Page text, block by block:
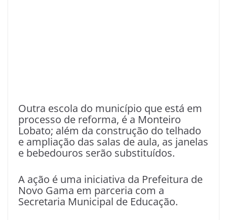
Outra escola do município que está em
processo de reforma, é a Monteiro
Lobato; além da construção do telhado
e ampliação das salas de aula, as janelas
e bebedouros serão substituídos.
A ação é uma iniciativa da Prefeitura de
Novo Gama em parceria com a
Secretaria Municipal de Educação.